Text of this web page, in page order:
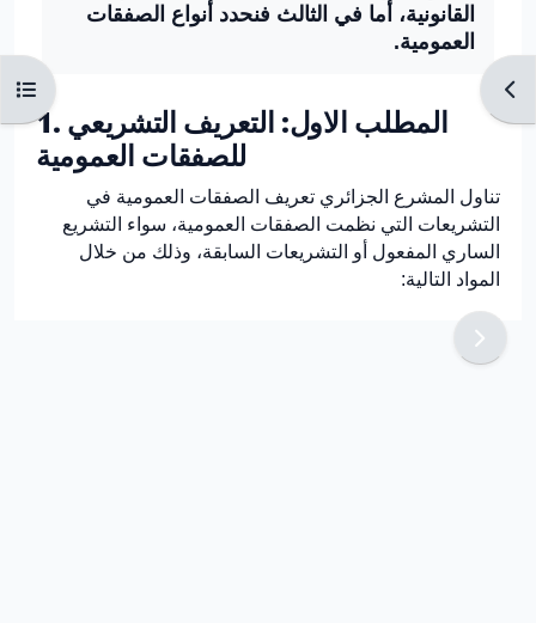
Ouvrir l’index du cours
القانونية، أما في الثالث فنحدد أنواع الصفقات
العمومية.
1. المطلب الاول: التعريف التشريعي
للصفقات العمومية
تناول المشرع الجزائري تعريف الصفقات العمومية في
التشريعات التي نظمت الصفقات العمومية، سواء التشريع
الساري المفعول أو التشريعات السابقة، وذلك من خلال
المواد التالية: